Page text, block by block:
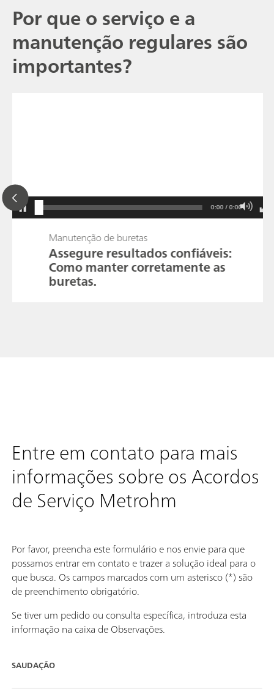
Por que o serviço e a
manutenção regulares são
importantes?
0:00 / 0:00
Manutenção de buretas
Assegure resultados confiáveis:
Como manter corretamente as
buretas.
Entre em contato para mais
informações sobre os Acordos
de Serviço Metrohm
Por favor, preencha este formulário e nos envie para que
possamos entrar em contato e trazer a solução ideal para o
que busca. Os campos marcados com um asterisco (*) são
de preenchimento obrigatório.
Se tiver um pedido ou consulta específica, introduza esta
informação na caixa de Observações.
SAUDAÇÃO